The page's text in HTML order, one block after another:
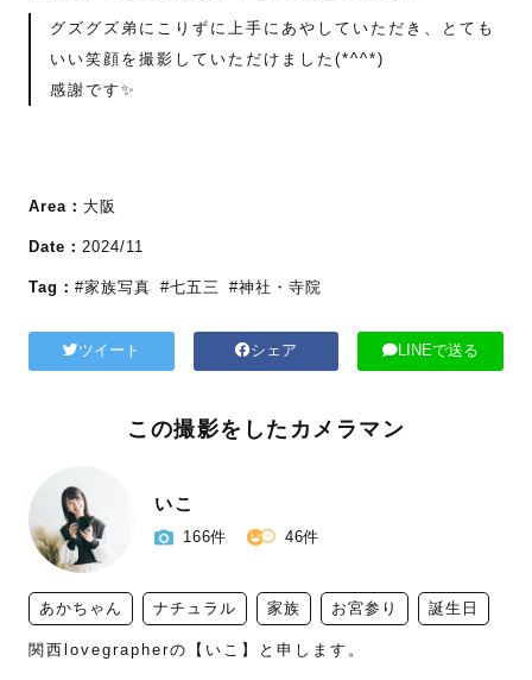
グズグズ弟にこりずに上手にあやしていただき、とても
いい笑顔を撮影していただけました(*^^*)
感謝です✨
Area： 大阪
Date： 2024/11
Tag： #家族写真 #七五三 #神社・寺院
ツイート シェア LINEで送る
この撮影をしたカメラマン
いこ
166件 46件
あかちゃん ナチュラル 家族 お宮参り 誕生日
関西lovegrapherの【いこ】と申します。